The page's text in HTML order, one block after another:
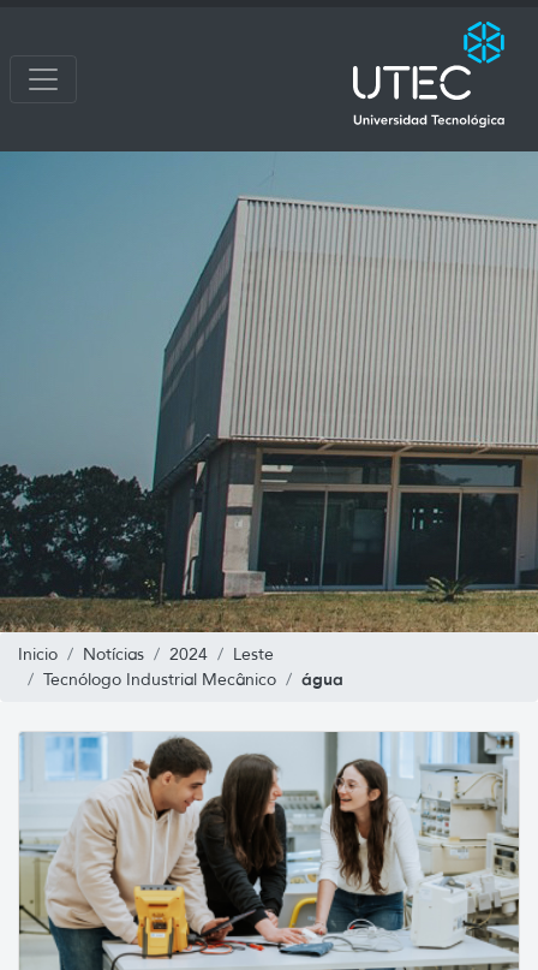
Inicio Notícias 2024
Leste
Tecnólogo Industrial Mecânico
água